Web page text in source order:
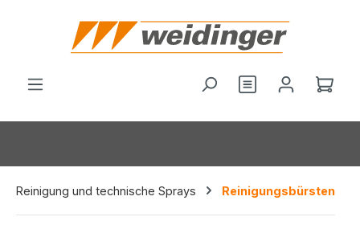
springen
Du hast 0
Reinigung und technische Sprays Reinigungsbürsten